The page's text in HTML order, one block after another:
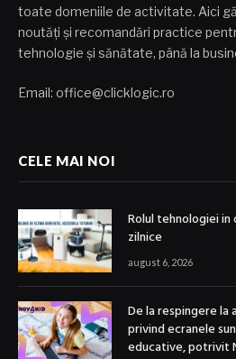
toate domeniile de activitate. Aici
noutăți și recomandări practice
tehnologie și sănătate, până la
Email: office@clicklogic.ro
CELE MAI NOI
Rolul tehnologiei
zilnice
august 6, 2026
De la respingere
privind ecranele
educative, potrivit